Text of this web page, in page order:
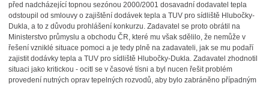
před nadcházející topnou sezónou 2000/2001 dosavadní dodavatel tepla
odstoupil od smlouvy o zajištění dodávek tepla a TUV pro sídliště Hlubočky-
Dukla, a to z důvodu prohlášení konkurzu. Zadavatel se proto obrátil na
Ministerstvo průmyslu a obchodu ČR, které mu však sdělilo, že nemůže v
řešení vzniklé situace pomoci a je tedy plně na zadavateli, jak se mu podaří
zajistit dodávky tepla a TUV pro sídliště Hlubočky-Dukla. Zadavatel zhodnotil
situaci jako kritickou - ocitl se v časové tísni a byl nucen řešit problém
provedení nutných oprav tepelných rozvodů, aby bylo zabráněno případným